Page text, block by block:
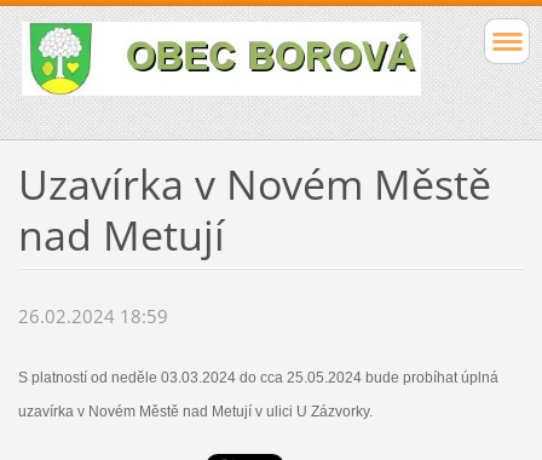
Uzavírka v Novém Městě
nad Metují
26.02.2024 18:59
S platností od neděle 03.03.2024 do cca 25.05.2024 bude probíhat úplná
uzavírka v Novém Městě nad Metují v ulici U Zázvorky.